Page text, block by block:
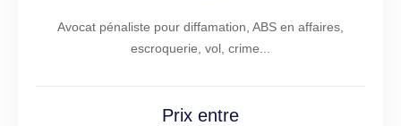
Avocat pénaliste pour diffamation, ABS en affaires,
escroquerie, vol, crime...
Prix entre